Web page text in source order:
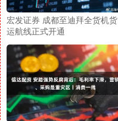
宏发证券 成都至迪拜全货机货
运航线正式开通